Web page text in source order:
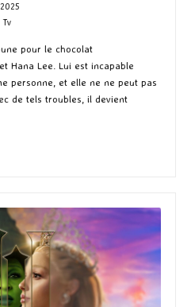
Tv
pour le chocolat
Hana Lee. Lui est incapable
personne, et elle ne ne peut pas
de tels troubles, il devient